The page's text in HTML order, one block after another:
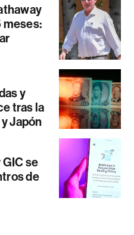
meses:
y
tras la
Japón
se
de